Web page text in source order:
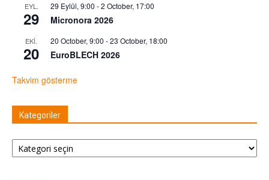
EYL.
29
29 Eylül, 9:00 -2 October, 17:00
Micronora 2026
EKI.
20
20 October, 9:00 -23 October, 18:00
EuroBLECH 2026
Takvim gösterme
Kategoriler
Kategoriler